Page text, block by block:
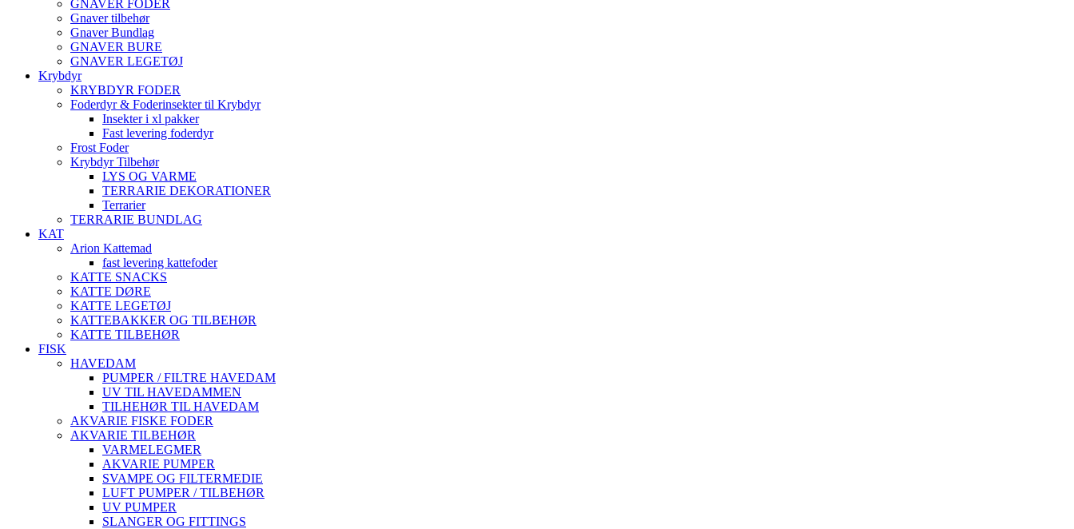
GNAVER FODER
Gnaver tilbehør
Gnaver Bundlag
GNAVER BURE
GNAVER LEGETØJ
Krybdyr
KRYBDYR FODER
Foderdyr & Foderinsekter til Krybdyr
Insekter i xl pakker
Fast levering foderdyr
Frost Foder
Krybdyr Tilbehør
LYS OG VARME
TERRARIE DEKORATIONER
Terrarier
TERRARIE BUNDLAG
KAT
Arion Kattemad
fast levering kattefoder
KATTE SNACKS
KATTE DØRE
KATTE LEGETØJ
KATTEBAKKER OG TILBEHØR
KATTE TILBEHØR
FISK
HAVEDAM
PUMPER / FILTRE HAVEDAM
UV TIL HAVEDAMMEN
TILHEHØR TIL HAVEDAM
AKVARIE FISKE FODER
AKVARIE TILBEHØR
VARMELEGMER
AKVARIE PUMPER
SVAMPE OG FILTERMEDIE
LUFT PUMPER / TILBEHØR
UV PUMPER
SLANGER OG FITTINGS